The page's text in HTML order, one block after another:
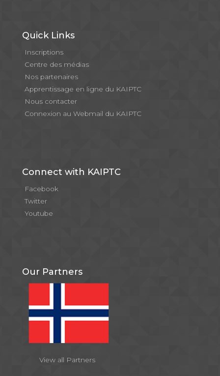
Quick Links
Inscriptions
Centre des médias
Nos partenaires
Apprentissage en ligne du KAIPTC
Nous contacter
Connexion au Webmail du KAIPTC
Connect with KAIPTC
Facebook
Twitter
Youtube
Our Partners
View all Partners